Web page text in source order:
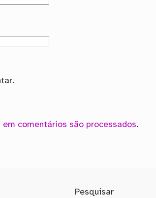
em comentários são processados.
Pesquisar